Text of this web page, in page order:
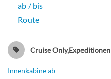
ab / bis
Route
Cruise Only,Expeditionen
Innenkabine ab